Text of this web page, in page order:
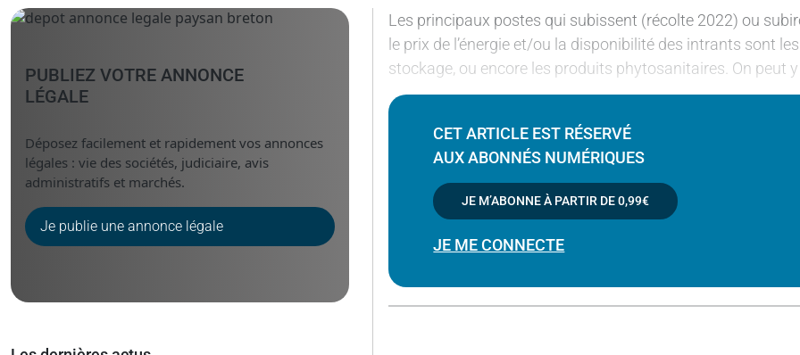
Les principaux postes qui subissent (récolte 2022) ou
le prix de l’énergie et/ou la disponibilité des intrants sont
stockage, ou encore les produits phytosanitaires. On peut y
CET ARTICLE EST RÉSERVÉ
AUX ABONNÉS NUMÉRIQUES
JE M’ABONNE À PARTIR DE0,99€
JE ME CONNECTE
PUBLIEZ VOTRE ANNONCE
LÉGALE
Déposez facilement et rapidement vos annonces
légales : vie des sociétés, judiciaire, avis
administratifs et marchés.
Je publie une annonce légale